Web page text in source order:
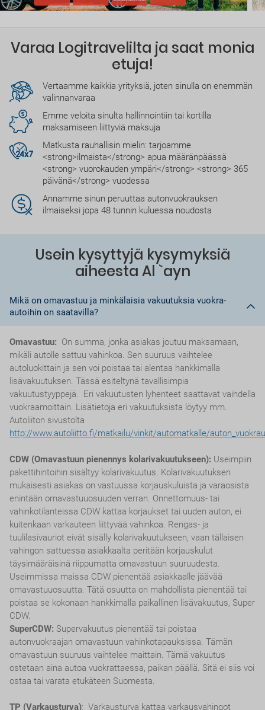
Varaa Logitravelilta ja saat monia
etuja!
Vertaamme kaikkia yrityksiä, joten sinulla on enemmän
valinnanvaraa
Emme veloita sinulta hallinnointiin tai kortilla
maksamiseen liittyviä maksuja
Matkusta rauhallisin mielin: tarjoamme
<strong>ilmaista</strong> apua määränpäässä
<strong> vuorokauden ympäri</strong> <strong> 365
päivänä</strong> vuodessa
Annamme sinun peruuttaa autonvuokrauksen
ilmaiseksi jopa 48 tunnin kuluessa noudosta
Usein kysyttyjä kysymyksiä
aiheesta Al `ayn
Mikä on omavastuu ja minkälaisia vakuutuksia vuokra-
autoihin on saatavilla?
Omavastuu: On summa, jonka asiakas joutuu maksamaan,
mikäli autolle sattuu vahinkoa. Sen suuruus vaihtelee
autoluokittain ja sen voi poistaa tai alentaa hankkimalla
lisävakuutuksen. Tässä esiteltynä tavallisimpia
vakuutustyyppejä. Eri vakuutusten lyhenteet saattavat vaihdella
vuokraamoittain. Lisätietoja eri vakuutuksista löytyy mm.
Autoliiton sivustolta
http://www.autoliitto.fi/matkailu/vinkit/automatkalle/
CDW (Omavastuun pienennys kolarivakuutukseen): Useimpiin
pakettihintoihin sisältyy kolarivakuutus. Kolarivakuutuksen
mukaisesti asiakas on vastuussa korjauskuluista ja varaosista
enintään omavastuuosuuden verran. Onnettomuus- tai
vahinkotilanteissa CDW kattaa korjaukset tai uuden auton, ei
kuitenkaan varkauteen liittyvää vahinkoa. Rengas- ja
tuulilasivauriot eivät sisälly kolarivakuutukseen, vaan tällaisen
vahingon sattuessa asiakkaalta peritään korjauskulut
täysimääräisinä riippumatta omavastuun suuruudesta.
Useimmissa maissa CDW pienentää asiakkaalle jäävää
omavastuuosuutta. Tätä osuutta on mahdollista pienentää tai
poistaa se kokonaan hankkimalla paikallinen lisävakuutus, Super
CDW.
SuperCDW: Supervakuutus pienentää tai poistaa
autonvuokraajan omavastuun vahinkotapauksissa. Tämän
omavastuun suuruus vaihtelee maittain. Tämä vakuutus
ostetaan aina autoa vuokrattaessa, paikan päällä. Sitä ei siis voi
ostaa tai varata etukäteen Suomesta.
TP (Varkausturva): Varkausturva kattaa varkausvahingot